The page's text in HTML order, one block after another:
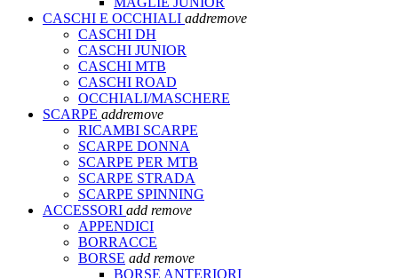
CASCHI E OCCHIALI addremove
CASCHI DH
CASCHI JUNIOR
CASCHI MTB
CASCHI ROAD
OCCHIALI/MASCHERE
SCARPE addremove
RICAMBI SCARPE
SCARPE DONNA
SCARPE PER MTB
SCARPE STRADA
SCARPE SPINNING
ACCESSORI add remove
APPENDICI
BORRACCE
BORSE add remove
BORSE ANTERIORI